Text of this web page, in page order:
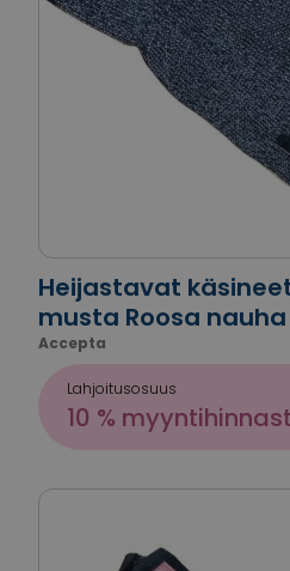
Heijastavat
musta Roosa nauha
Accepta
Lahjoitusosuus
10 %